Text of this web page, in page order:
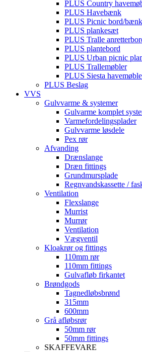
PLUS Country
PLUS Havebænk
PLUS Picnic bord/
PLUS plankesæt
PLUS Tralle
PLUS plantebord
PLUS Urban picnic
PLUS Trallemøbler
PLUS Siesta
PLUS Beslag
VVS
Gulvvarme & systemer
Gulvarme komplet
Varmefordelingsplader
Gulvvarme løsdele
Pex rør
Afvanding
Drænslange
Dræn fittings
Grundmursplade
Regnvandskassette /
Ventilation
Flexslange
Murrist
Murrør
Ventilation
Vægventil
Kloakrør og fittings
110mm rør
110mm fittings
Gulvafløb firkantet
Brøndgods
Tagnedløbsbrønd
315mm
600mm
Grå afløbsrør
50mm rør
50mm fittings
SKAFFEVARE